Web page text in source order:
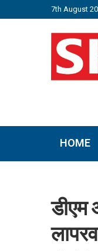
7th August
HOME
डीएम